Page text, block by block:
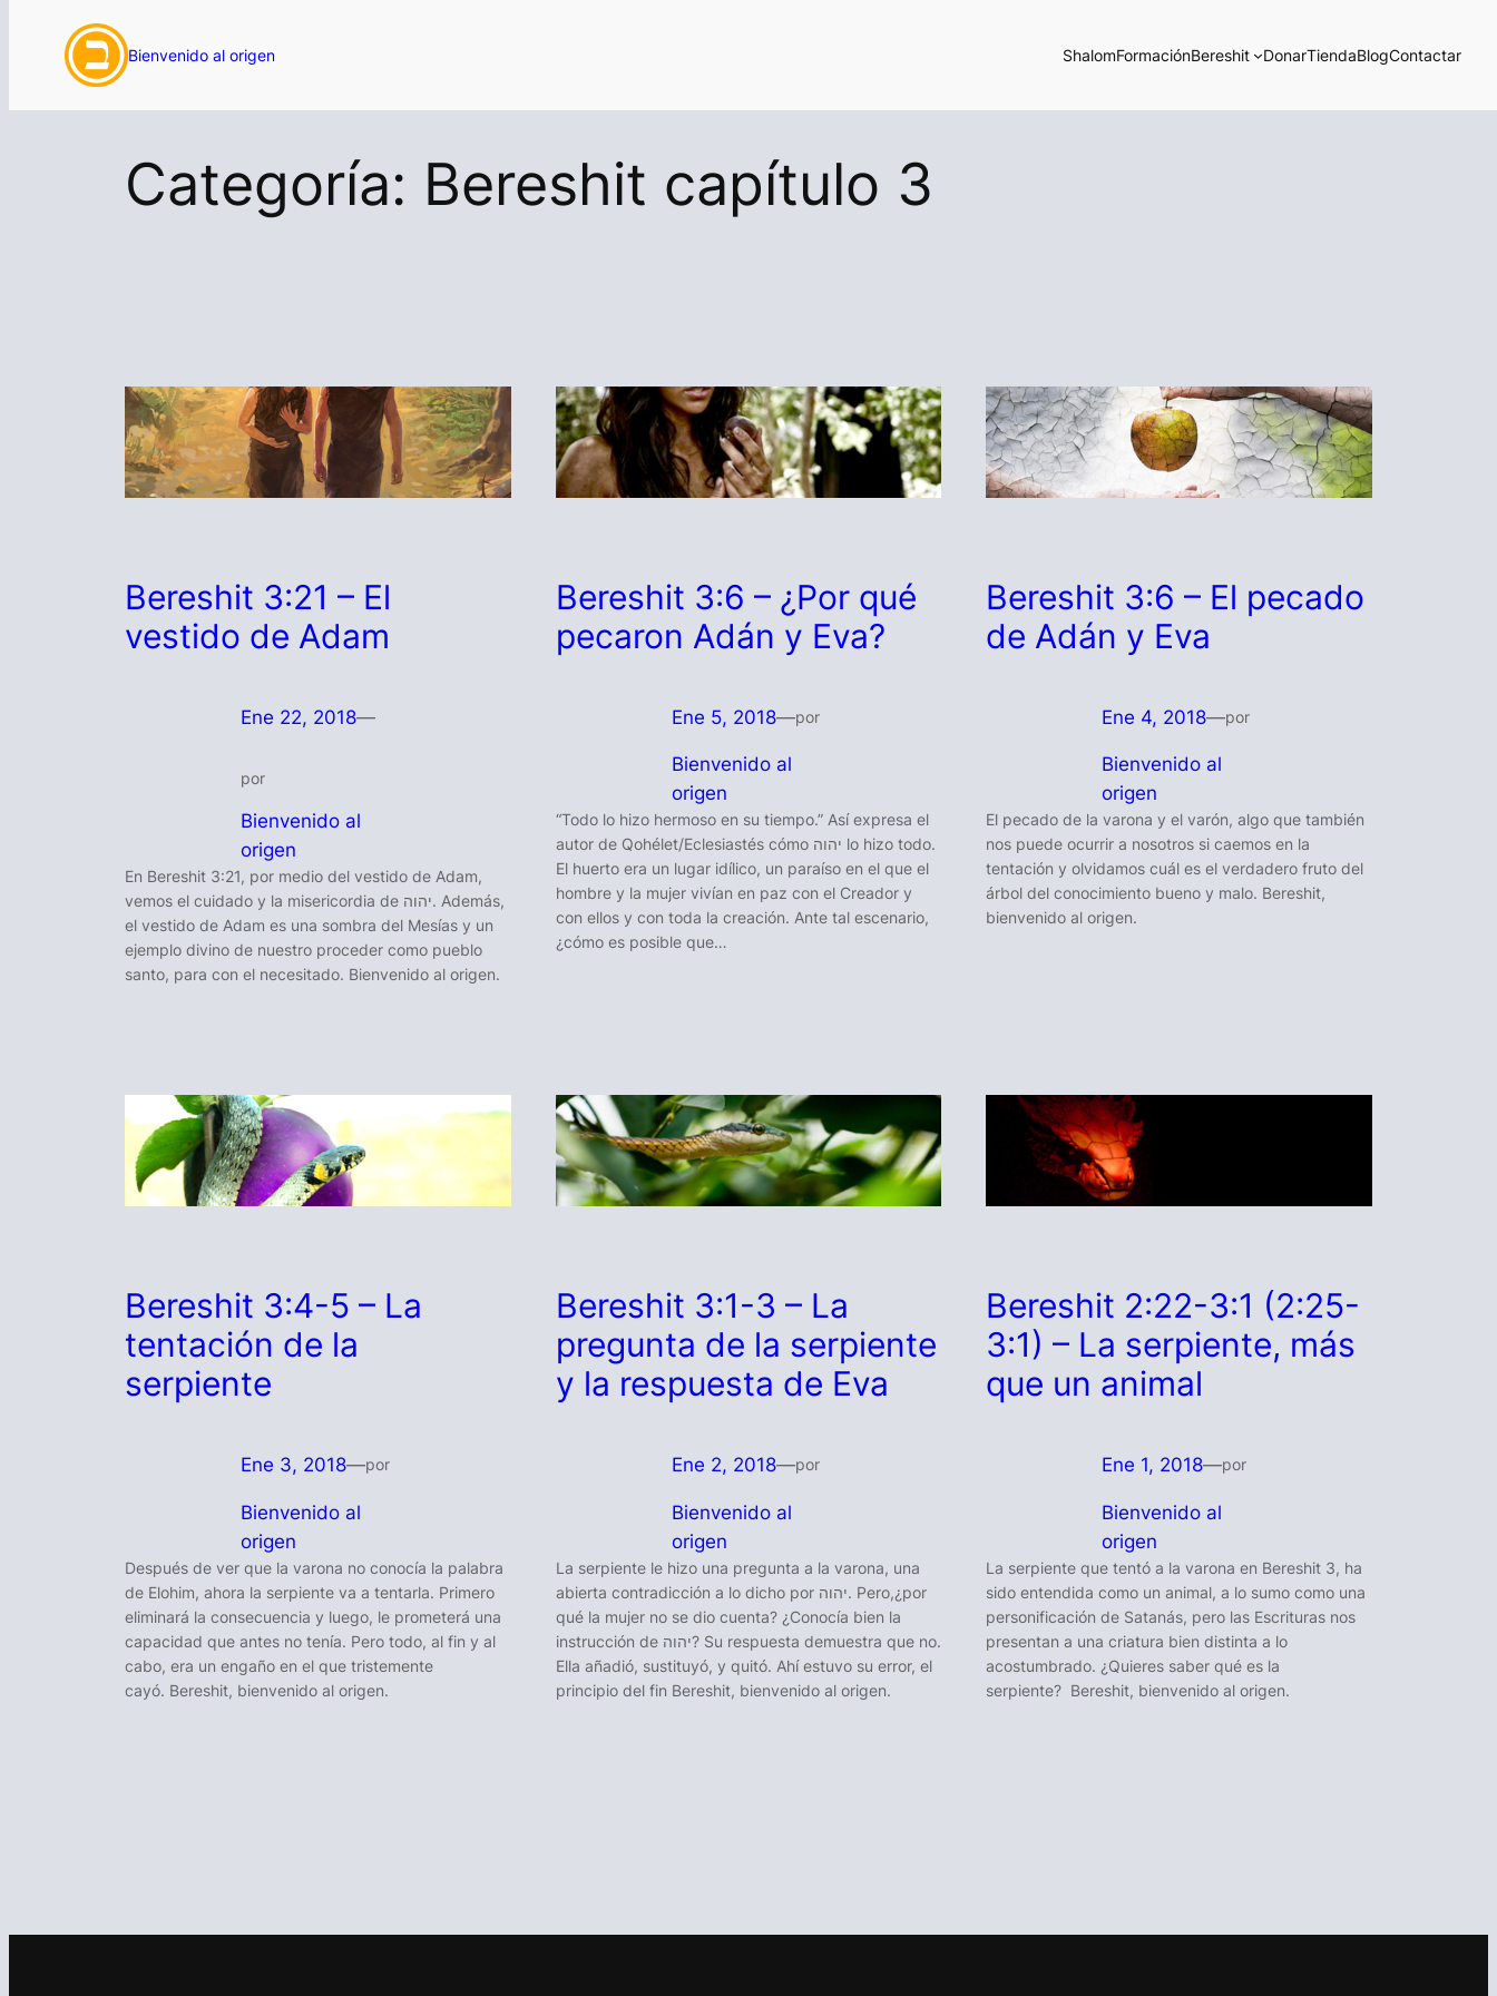
contenido
Bienvenido al origen ShalomFormaciónBereshit DonarTiendaBlogContactar
Categoría: Bereshit capítulo 3
Bereshit 3:21 – El
vestido de Adam
Ene 22, 2018—
por
Bienvenido al
origen
En Bereshit 3:21, por medio del vestido de Adam,
vemos el cuidado y la misericordia de יהוה. Además,
el vestido de Adam es una sombra del Mesías y un
ejemplo divino de nuestro proceder como pueblo
santo, para con el necesitado. Bienvenido al origen.
Bereshit 3:6 – ¿Por qué
pecaron Adán y Eva?
Ene 5, 2018—por
Bienvenido al
origen
“Todo lo hizo hermoso en su tiempo.” Así expresa el
autor de Qohélet/Eclesiastés cómo יהוה lo hizo todo.
El huerto era un lugar idílico, un paraíso en el que el
hombre y la mujer vivían en paz con el Creador y
con ellos y con toda la creación. Ante tal escenario,
¿cómo es posible que…
Bereshit 3:6 – El pecado
de Adán y Eva
Ene 4, 2018—por
Bienvenido al
origen
El pecado de la varona y el varón, algo que también
nos puede ocurrir a nosotros si caemos en la
tentación y olvidamos cuál es el verdadero fruto del
árbol del conocimiento bueno y malo. Bereshit,
bienvenido al origen.
Bereshit 3:4-5 – La
tentación de la
serpiente
Ene 3, 2018—por
Bienvenido al
origen
Después de ver que la varona no conocía la palabra
de Elohim, ahora la serpiente va a tentarla. Primero
eliminará la consecuencia y luego, le prometerá una
capacidad que antes no tenía. Pero todo, al fin y al
cabo, era un engaño en el que tristemente
cayó. Bereshit, bienvenido al origen.
Bereshit 3:1-3 – La
pregunta de la serpiente
y la respuesta de Eva
Ene 2, 2018—por
Bienvenido al
origen
La serpiente le hizo una pregunta a la varona, una
abierta contradicción a lo dicho por יהוה. Pero,¿por
qué la mujer no se dio cuenta? ¿Conocía bien la
instrucción de יהוה? Su respuesta demuestra que no.
Ella añadió, sustituyó, y quitó. Ahí estuvo su error, el
principio del fin Bereshit, bienvenido al origen.
Bereshit 2:22-3:1 (2:25-
3:1) – La serpiente, más
que un animal
Ene 1, 2018—por
Bienvenido al
origen
La serpiente que tentó a la varona en Bereshit 3, ha
sido entendida como un animal, a lo sumo como una
personificación de Satanás, pero las Escrituras nos
presentan a una criatura bien distinta a lo
acostumbrado. ¿Quieres saber qué es la
serpiente? Bereshit, bienvenido al origen.